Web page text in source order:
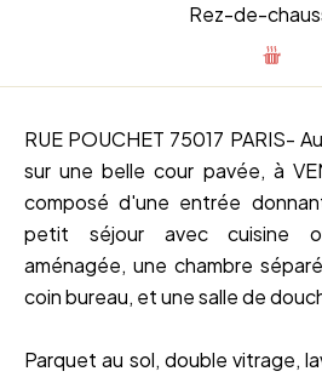
Rez-de-
RUE POUCHET 75017 PARIS-
sur une belle cour pavée, à
composé d'une entrée
petit séjour avec cuisine
aménagée, une chambre
coin bureau, et une salle de
Parquet au sol, double vitrage,